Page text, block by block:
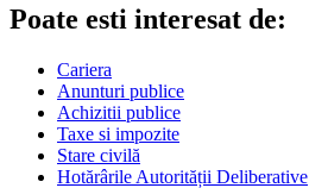
Poate esti interesat de:
Cariera
Anunturi publice
Achizitii publice
Taxe si impozite
Stare civilă
Hotărârile Autorității Deliberative